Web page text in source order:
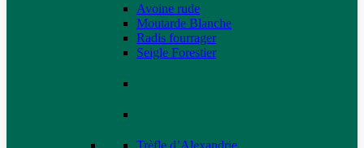
Avoine rude
Moutarde Blanche
Radis fourrager
Seigle Forestier
Trèfle d’Alexandrie